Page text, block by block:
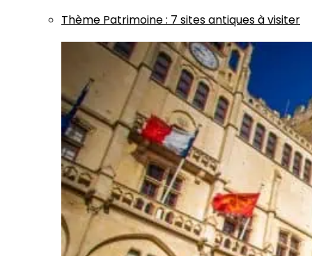
Thème Patrimoine: 7 sites antiques à visiter